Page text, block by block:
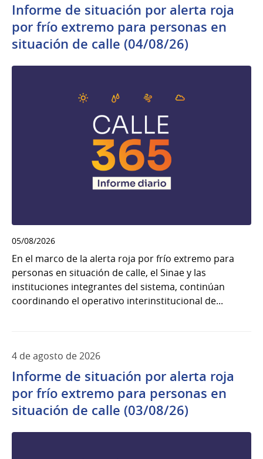
Informe de situación por alerta roja
por frío extremo para personas en
situación de calle (04/08/26)
05/08/2026
En el marco de la alerta roja por frío extremo para
personas en situación de calle, el Sinae y las
instituciones integrantes del sistema, continúan
coordinando el operativo interinstitucional de...
4 de agosto de 2026
Informe de situación por alerta roja
por frío extremo para personas en
situación de calle (03/08/26)